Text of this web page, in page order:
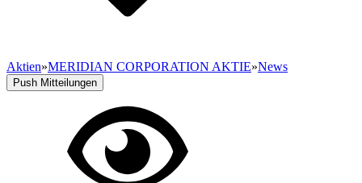
Aktien»MERIDIAN CORPORATION AKTIE»News
Push Mitteilungen